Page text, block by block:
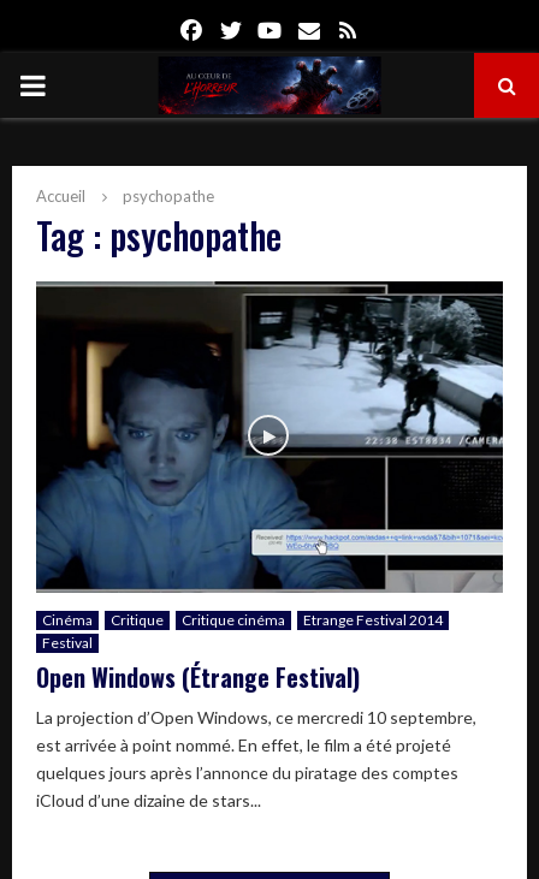
FacebookTwitterYoutube
Email
PRIMARY
Accueil psychopathe
Tag : psychopathe
Cinéma Critique Critique cinéma
Etrange Festival 2014
Festival
Open Windows (Étrange Festival)
La projection d’Open Windows, ce mercredi 10 septembre,
est arrivée à point nommé. En effet, le film a été projeté
quelques jours après l’annonce du piratage des comptes
iCloud d’une dizaine de stars...